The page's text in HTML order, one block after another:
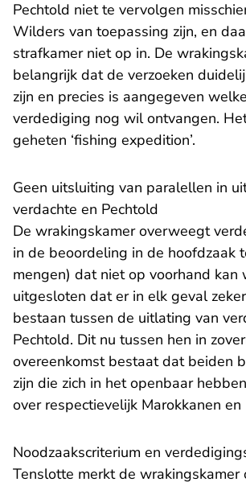
Pechtold niet te vervolgen
Wilders van toepassing zijn, en
strafkamer niet op in. De
belangrijk dat de verzoeken
zijn en precies is aangegeven
verdediging nog wil ontvangen.
geheten ‘fishing expedition’.
Geen uitsluiting van paralellen in
verdachte en Pechtold
De wrakingskamer overweegt
in de beoordeling in de hoofdzaak
mengen) dat niet op voorhand kan
uitgesloten dat er in elk geval
bestaan tussen de uitlating van
Pechtold. Dit nu tussen hen in
overeenkomst bestaat dat beiden
zijn die zich in het openbaar
over respectievelijk Marokkanen en
Noodzaakscriterium en
Tenslotte merkt de wrakingskamer